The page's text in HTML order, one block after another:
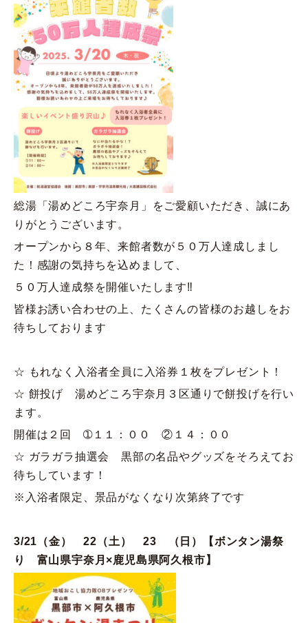
総湯「湯めどころ宇奈月」をご愛顧いただき、誠にあ
りがとうございます。
オープンから８年、来館者数が５０万人達成しまし
た！感謝の気持ちを込めまして、
５０万人達成祭を開催いたします‼
皆様お誘い合わせの上、たくさんの皆様のお越しをお
待ちしております
☆ もれなく入浴者全員に入浴券１枚をプレゼント！
☆ 餅投げ 湯めどころ宇奈月３区通りで餅投げを行い
ます。
開催は２回 ➀１１：００ ②１４：００
☆ ガラガラ抽選会 黒部の名品やグッズをそろえてお
待ちしています！
※入浴者限定、景品がなくなり次第終了です
3/21（金） 22（土） 23 （日）【ボンタン湯祭
り 富山県宇奈月×鹿児島県阿久根市】